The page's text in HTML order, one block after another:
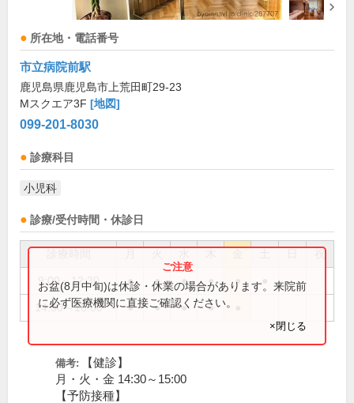
所在地・電話番号
市立病院前駅
鹿児島県鹿児島市上荒田町29-23
Mスクエア3F [地図]
099-201-8030
診療科目
小児科
診療/受付時間・休診日
祝
9:00～12:30 ● ● ● ● ●
14:30～18:00 ● ● ● ●
お盆(8月中旬)は休診・休業の場合があります。来院前
に必ず医療機関に直接ご確認ください。
×閉じる
備考:
【健診】
月・火・金 14:30～15:00
【予防接種】